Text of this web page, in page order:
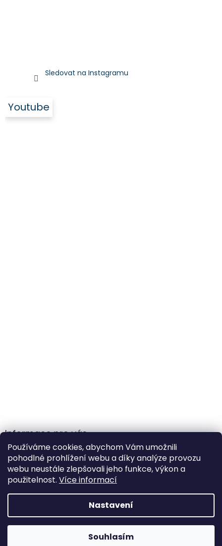
Používáme cookies, abychom Vám umožnili
pohodlné prohlížení webu a díky analýze provozu
webu neustále zlepšovali jeho funkce, výkon a
použitelnost. Více informací
Nastavení
Souhlasím
Sledovat na Instagramu
Youtube
Informace pro vás
Obchodní podmínky
Podmínky ochrany osobních údajů
Vytvořil Shoptet
Gamehole. Všechna práva vyhrazena.